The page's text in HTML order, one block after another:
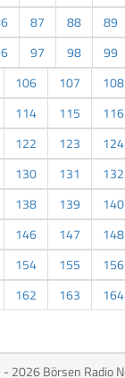
87 88 89
97 98 99
106 107 108
114 115 116
122 123 124
130 131 132
138 139 140
146 147 148
154 155 156
162 163 164
2026 Börsen Radio